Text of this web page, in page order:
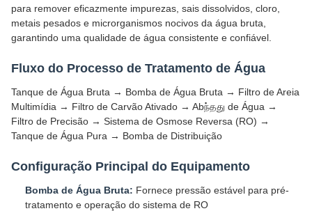
para remover eficazmente impurezas, sais dissolvidos, cloro,
metais pesados e microrganismos nocivos da água bruta,
garantindo uma qualidade de água consistente e confiável.
Fluxo do Processo de Tratamento de Água
Tanque de Água Bruta → Bomba de Água Bruta → Filtro de Areia
Multimídia → Filtro de Carvão Ativado → Abந்தது de Água →
Filtro de Precisão → Sistema de Osmose Reversa (RO) →
Tanque de Água Pura → Bomba de Distribuição
Configuração Principal do Equipamento
Bomba de Água Bruta: Fornece pressão estável para pré-
tratamento e operação do sistema de RO